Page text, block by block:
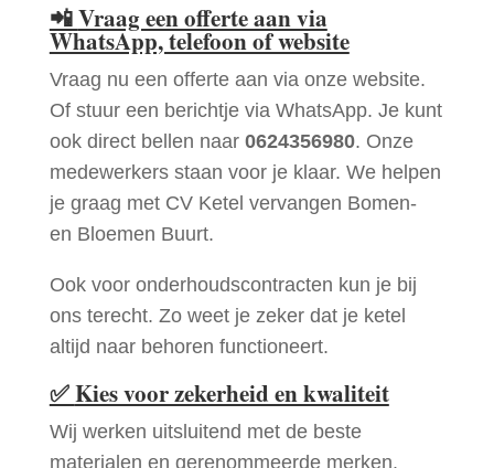
📲Vraag een offerte aan via
WhatsApp, telefoon of website
Vraag nu een offerte aan via onze website.
Of stuur een berichtje via WhatsApp. Je kunt
ook direct bellen naar 0624356980. Onze
medewerkers staan voor je klaar. We helpen
je graag met CV Ketel vervangen Bomen-
en Bloemen Buurt.
Ook voor onderhoudscontracten kun je bij
ons terecht. Zo weet je zeker dat je ketel
altijd naar behoren functioneert.
✅Kies voor zekerheid en kwaliteit
Wij werken uitsluitend met de beste
materialen en gerenommeerde merken.